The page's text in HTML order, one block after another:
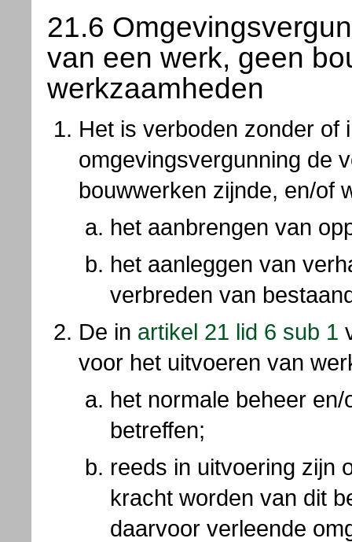
21.6
van een werk, geen
werkzaamheden
Het is verboden zonder of
omgevingsvergunning de
bouwwerken zijnde, en/of
het aanbrengen van
het aanleggen van
verbreden van
De in artikel 21 lid 6 sub 1
voor het uitvoeren van
het normale beheer
betreffen;
reeds in uitvoering zijn
kracht worden van dit
daarvoor verleende